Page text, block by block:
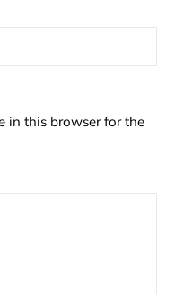
in this browser for the